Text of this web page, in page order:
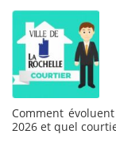
Comment
2026 et quel